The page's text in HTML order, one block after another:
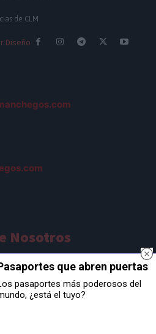
de CLM
Diseño
Nosotros
que abren puertas
pasaportes más poderosos del
¿está el tuyo?